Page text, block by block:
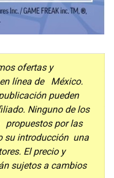
ofertas y
línea de México.
pueden
Ninguno de los
propuestos por las
su introducción una
El precio y
sujetos a cambios